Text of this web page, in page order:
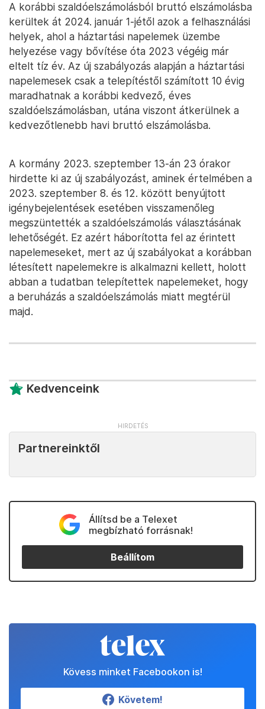
A korábbi szaldóelszámolásból bruttó elszámolásba
kerültek át 2024. január 1-jétől azok a felhasználási
helyek, ahol a háztartási napelemek üzembe
helyezése vagy bővítése óta 2023 végéig már
eltelt tíz év. Az új szabályozás alapján a háztartási
napelemesek csak a telepítéstől számított 10 évig
maradhatnak a korábbi kedvező, éves
szaldóelszámolásban, utána viszont átkerülnek a
kedvezőtlenebb havi bruttó elszámolásba.
A kormány 2023. szeptember 13-án 23 órakor
hirdette ki az új szabályozást, aminek értelmében a
2023. szeptember 8. és 12. között benyújtott
igénybejelentések esetében visszamenőleg
megszüntették a szaldóelszámolás választásának
lehetőségét. Ez azért háborította fel az érintett
napelemeseket, mert az új szabályokat a korábban
létesített napelemekre is alkalmazni kellett, holott
abban a tudatban telepítettek napelemeket, hogy
a beruházás a szaldóelszámolás miatt megtérül
majd.
Kedvenceink
Partnereinktől
Állítsd be a Telexet
megbízható forrásnak!
Beállítom
Kövess minket Facebookon is!
Követem!